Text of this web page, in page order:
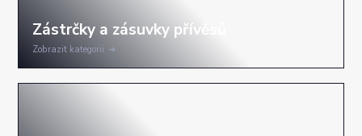
Zobrazit kategorii